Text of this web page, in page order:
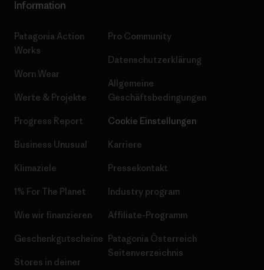
Information
Patagonia Action
Works
Worn Wear
Werte & Projekte
Progress Report
Business Unusual
Klimaziele
1% For The Planet
Wie wir finanzieren
Geschenkgutscheine
Stores in deiner
Pro Community
Datenschutzerklärung
Allgemeine
Geschäftsbedingungen
Cookie Einstellungen
Karriere
Pressekontakt
Industry program
Affiliate-Programm
Patagonia Österreich
Seitenverzeichnis